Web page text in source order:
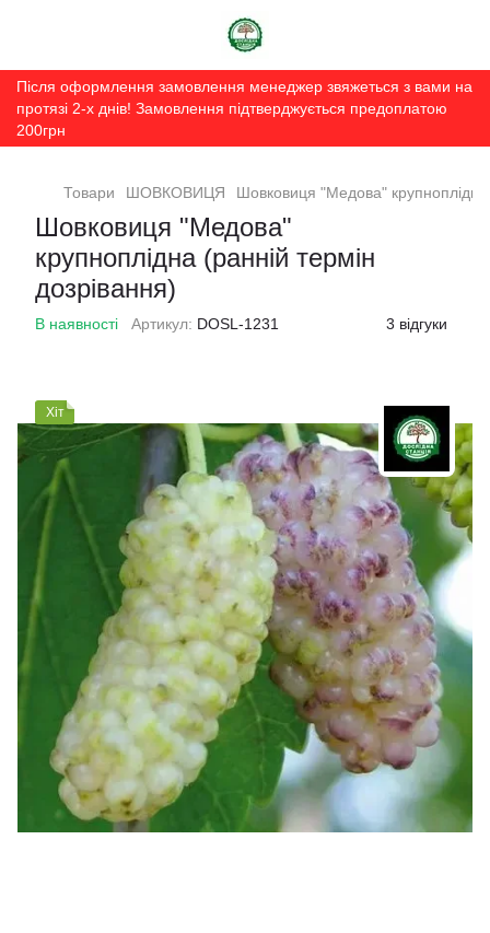
Після оформлення замовлення менеджер звяжеться з вами на
протязі 2-х днів! Замовлення підтверджується предоплатою
200грн
Товари ШОВКОВИЦЯ Шовковиця "Медова" крупноплідна
Шовковиця "Медова"
крупноплідна (ранній термін
дозрівання)
В наявності Артикул: DOSL-1231 3 відгуки
Хіт